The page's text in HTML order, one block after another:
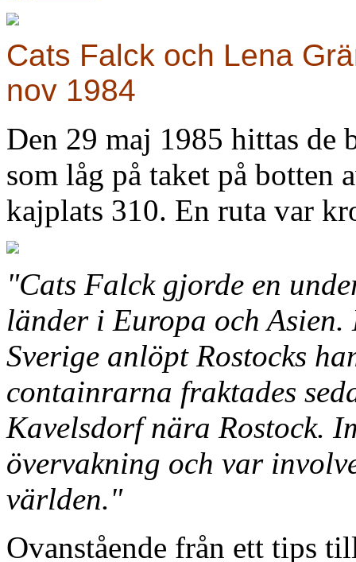
Cats Falck och Lena
nov 1984
Den 29 maj 1985 hittas de
som låg på taket på botten
kajplats 310. En ruta var
"Cats Falck gjorde en
länder i Europa och
Sverige anlöpt Rostocks
containrarna fraktades
Kavelsdorf nära Rostock.
övervakning och var
världen."
Ovanstående från ett tips